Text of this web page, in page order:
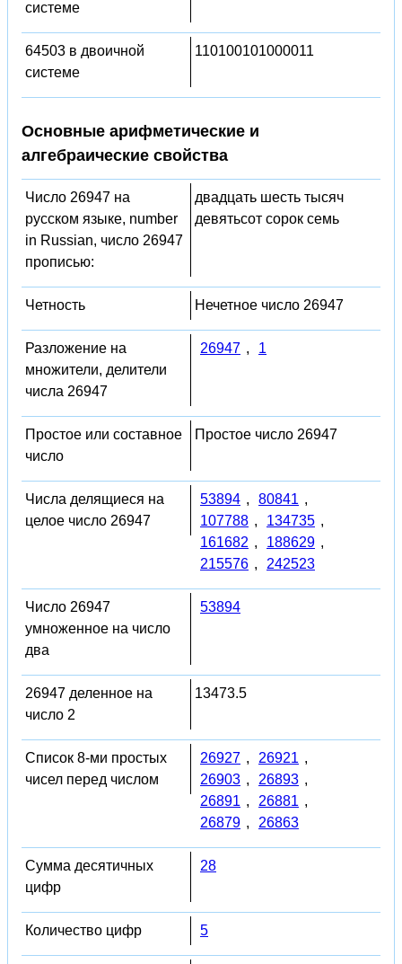
системе
64503 в двоичной
системе
110100101000011
Основные арифметические и
алгебраические свойства
Число 26947 на
русском языке, number
in Russian, число 26947
прописью:
двадцать шесть тысяч
девятьсот сорок семь
Четность Нечетное число 26947
Разложение на
множители, делители
числа 26947
26947 , 1
Простое или составное
число
Простое число 26947
Числа делящиеся на
целое число 26947
53894 , 80841 ,
107788 , 134735 ,
161682 , 188629 ,
215576 , 242523
Число 26947
умноженное на число
два
53894
26947 деленное на
число 2
13473.5
Список 8-ми простых
чисел перед числом
26927 , 26921 ,
26903 , 26893 ,
26891 , 26881 ,
26879 , 26863
Сумма десятичных
цифр
28
Количество цифр 5